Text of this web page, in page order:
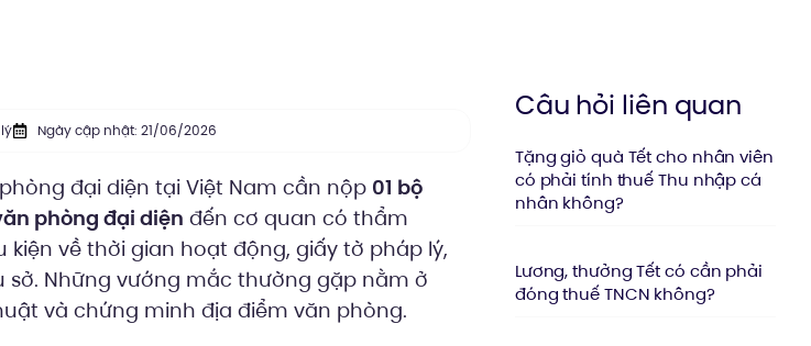
Ngày cập nhật: 21/06/2026
đại diện tại Việt Nam cần nộp 01 bộ
phòng đại diện đến cơ quan có thẩm
kiện về thời gian hoạt động, giấy tờ pháp lý,
Những vướng mắc thường gặp nằm ở
và chứng minh địa điểm văn phòng.
Câu hỏi liên quan
Tặng giỏ quà Tết cho nhân viên
có phải tính thuế Thu nhập cá
nhân không?
Lương, thưởng Tết có cần phải
đóng thuế TNCN không?